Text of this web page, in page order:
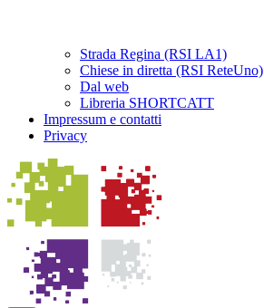
Strada Regina (RSI LA1)
Chiese in diretta (RSI ReteUno)
Dal web
Libreria SHORTCATT
Impressum e contatti
Privacy